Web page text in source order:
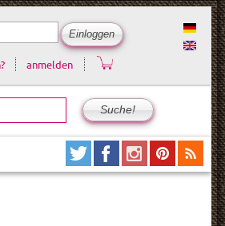
anmelden